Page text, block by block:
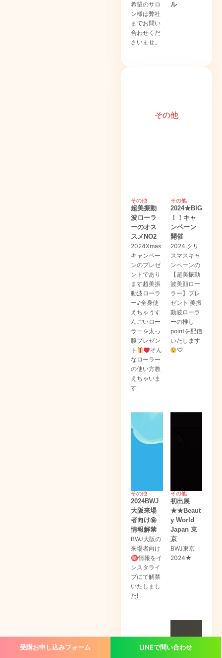
希望のサロ
ン様は弊社
までお問い
合わせくだ
さいませ。
ル
その他
その他
超美振動
波ローラ
ーのオス
スメNO2
2024Xmas
キャンペー
ンのプレゼ
ントであり
ます超美振
動波ローラ
ー♪全身使
えちゃうす
んごいロー
ラーを太っ
腹プレゼン
ト
そん
なローラー
の使い方教
えちゃいま
す
その他
2024★BIG
！！キャ
ンペーン
開催
2024.クリ
スマスキャ
ンペーンの
【超美振動
波美顔ロー
ラー】プレ
ゼント 美振
動波ローラ
ーの推し
pointを配信
いたします
♡
その他
2024BWJ
大阪来場
者向け㊙
情報解禁
BWJ大阪の
来場者向け
㊙情報をイ
ンスタライ
ブにて解禁
いたしまし
た!
その他
初出展
★★Beaut
y World
Japan 東
京
BWJ東京
2024★
受講お申し込みフォーム LINEで問い合わせ